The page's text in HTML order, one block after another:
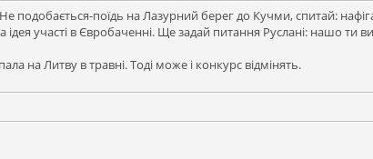
подобається-поїдь на Лазурний берег до Кучми, спитай:
участі в Євробаченні. Ще задай питання Руслані: нашо ти
Литву в травні. Тоді може і конкурс відмінять.